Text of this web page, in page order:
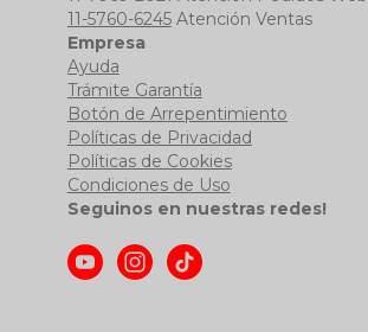
11-5760-6245Atención Ventas
Empresa
Ayuda
Trámite Garantía
Botón de Arrepentimiento
Políticas de Privacidad
Políticas de Cookies
Condiciones de Uso
Seguinos en nuestras redes!